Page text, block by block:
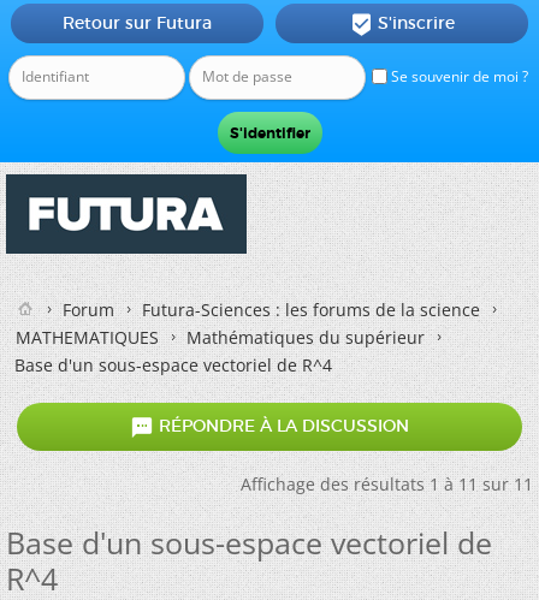
Se souvenir de moi ?
Retour sur Futura  S'inscrire
Forum
Futura-Sciences : les forums de la science
MATHEMATIQUES
Mathématiques du supérieur
Base d'un sous-espace vectoriel de R^4
 RÉPONDRE À LA DISCUSSION
Affichage des résultats 1 à 11 sur 11
Base d'un sous-espace vectoriel de
R^4